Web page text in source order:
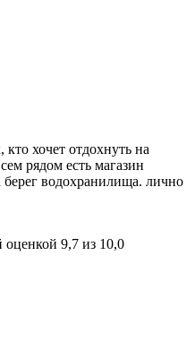
хочет отдохнуть на
рядом есть магазин
берег водохранилища. лично
оценкой 9,7 из 10,0